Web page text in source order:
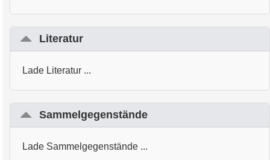
Literatur
Lade Literatur ...
Sammelgegenstände
Lade Sammelgegenstände ...